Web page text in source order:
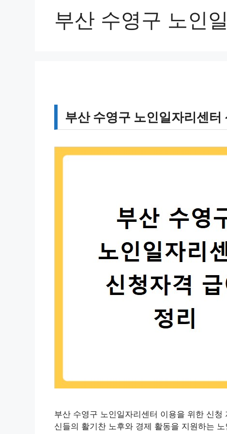
부산 수영구 노인
부산 수영구 노인일자리센터
부산 수영구 노인일자리센터 이용을 위한 신
신들의 활기찬 노후와 경제 활동을 지원하는